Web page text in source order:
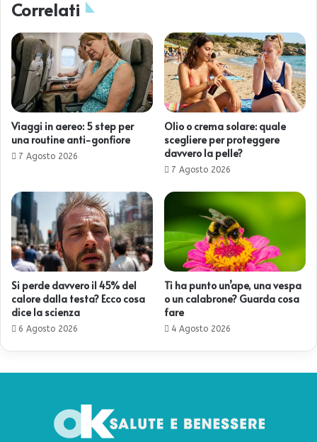
Correlati
Viaggi in aereo: 5 step per
una routine anti-gonfiore
7 Agosto 2026
Olio o crema solare: quale
scegliere per proteggere
davvero la pelle?
7 Agosto 2026
Si perde davvero il 45% del
calore dalla testa? Ecco cosa
dice la scienza
6 Agosto 2026
Ti ha punto un’ape, una vespa
o un calabrone? Guarda cosa
fare
4 Agosto 2026